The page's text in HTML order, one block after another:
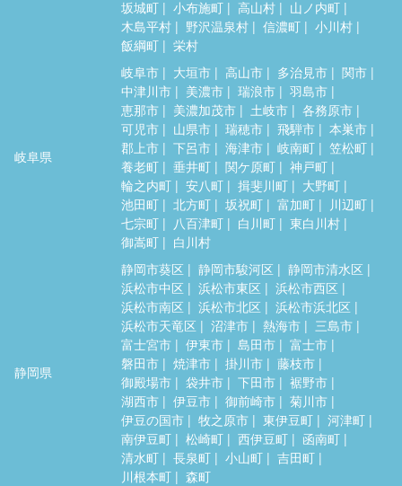
坂城町
小布施町 高山村
山ノ内町
木島平村
野沢温泉村 信濃町
小川村
飯綱町
栄村
岐阜県
岐阜市 大垣市 高山市 多治見市
関市
中津川市
美濃市 瑞浪市
羽島市
恵那市
美濃加茂市 土岐市
各務原市
可児市
山県市 瑞穂市 飛騨市
本巣市
郡上市
下呂市 海津市 岐南町
笠松町
養老町
垂井町 関ケ原町
神戸町
輪之内町
安八町 揖斐川町
大野町
池田町
北方町 坂祝町 富加町
川辺町
七宗町
八百津町 白川町
東白川村
御嵩町
白川村
静岡県
静岡市葵区 静岡市駿河区
静岡市清水区
浜松市中区
浜松市東区
浜松市西区
浜松市南区
浜松市北区
浜松市浜北区
浜松市天竜区
沼津市 熱海市
三島市
富士宮市
伊東市 島田市
富士市
磐田市
焼津市 掛川市
藤枝市
御殿場市
袋井市 下田市
裾野市
湖西市
伊豆市 御前崎市
菊川市
伊豆の国市
牧之原市 東伊豆町
河津町
南伊豆町
松崎町 西伊豆町
函南町
清水町
長泉町 小山町
吉田町
川根本町
森町